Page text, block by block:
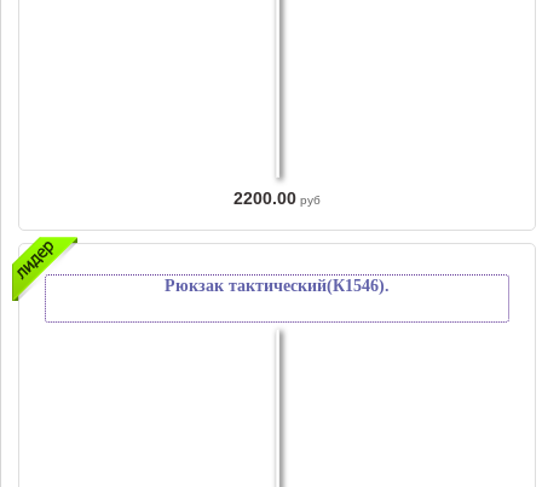
2200.00 руб
Рюкзак тактический(К1546).